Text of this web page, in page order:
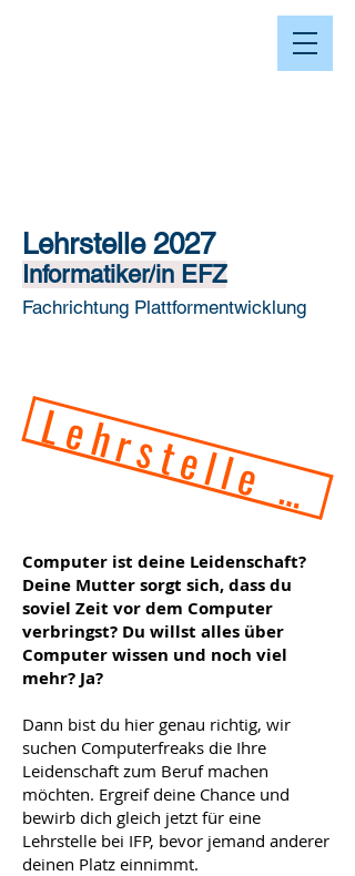
Lehrstelle 2027
Informatiker/in EFZ
Fachrichtung Plattformentwicklung
Lehrstelle
Computer ist deine Leidenschaft?
Deine Mutter sorgt sich, dass du
soviel Zeit vor dem Computer
verbringst? Du willst alles über
Computer wissen und noch viel
mehr? Ja?
Dann bist du hier genau richtig, wir
suchen Computerfreaks die Ihre
Leidenschaft zum Beruf machen
möchten. Ergreif deine Chance und
bewirb dich gleich jetzt für eine
Lehrstelle bei IFP, bevor jemand anderer
deinen Platz einnimmt.